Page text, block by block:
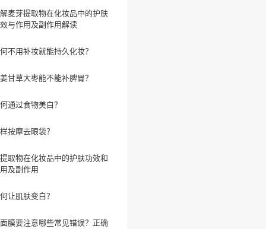
麦芽提取物在化妆品中的护肤
与作用及副作用解读
不用补妆就能持久化妆？
甘草大枣能不能补脾胃？
通过食物美白？
按摩去眼袋？
取物在化妆品中的护肤功效和
及副作用
让肌肤变白？
膜要注意哪些常见错误？正确